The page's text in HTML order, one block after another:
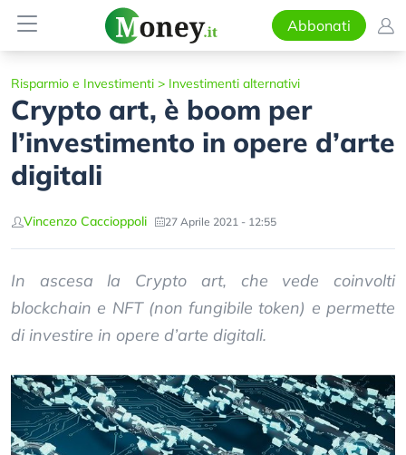
Abbonati
Risparmio e Investimenti > Investimenti alternativi
Crypto art, è boom per
l’investimento in opere d’arte
digitali
Vincenzo Caccioppoli 27 Aprile 2021 - 12:55
In ascesa la Crypto art, che vede coinvolti
blockchain e NFT (non fungibile token) e permette
di investire in opere d’arte digitali.